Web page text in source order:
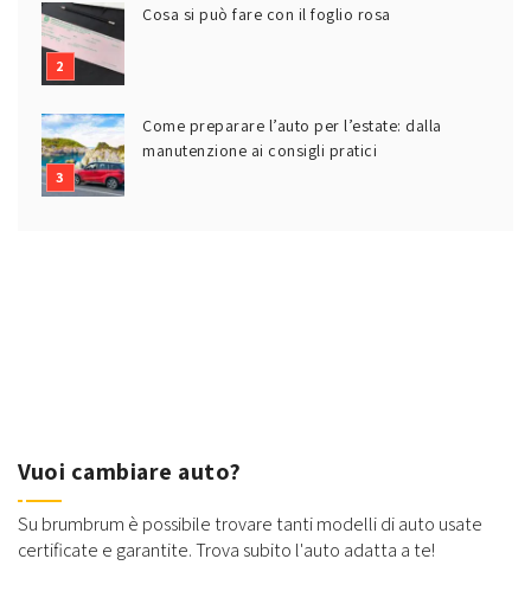
Cosa si può fare con il foglio rosa
Come preparare l’auto per l’estate: dalla
manutenzione ai consigli pratici
Vuoi cambiare auto?
Su brumbrum è possibile trovare tanti modelli di auto usate
certificate e garantite. Trova subito l'auto adatta a te!